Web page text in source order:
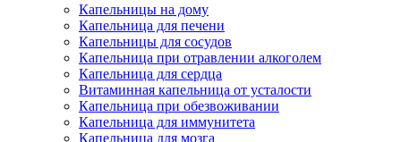
Капельницы на дому
Капельница для печени
Капельницы для сосудов
Капельница при отравлении алкоголем
Капельница для сердца
Витаминная капельница от усталости
Капельница при обезвоживании
Капельница для иммунитета
Капельница для мозга